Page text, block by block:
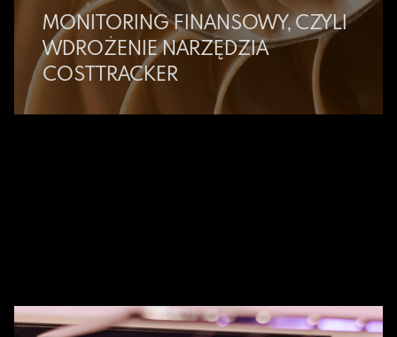
MONITORING FINANSOWY, CZYLI
WDROŻENIE NARZĘDZIA
COSTTRACKER